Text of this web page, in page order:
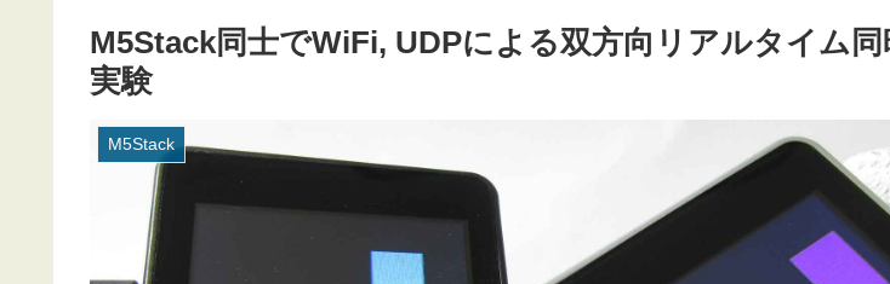
M5Stack同士でWiFi, UDPによる双方向リアルタイム同
実験
M5Stack